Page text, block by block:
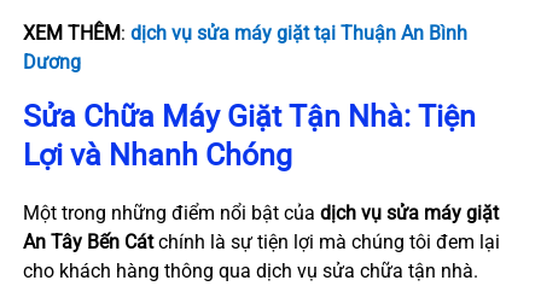
XEM THÊM: dịch vụ sửa máy giặt tại Thuận An Bình
Dương
Sửa Chữa Máy Giặt Tận Nhà: Tiện
Lợi và Nhanh Chóng
Một trong những điểm nổi bật của dịch vụ sửa máy giặt
An Tây Bến Cátchính là sự tiện lợi mà chúng tôi đem lại
cho khách hàng thông qua dịch vụ sửa chữa tận nhà.